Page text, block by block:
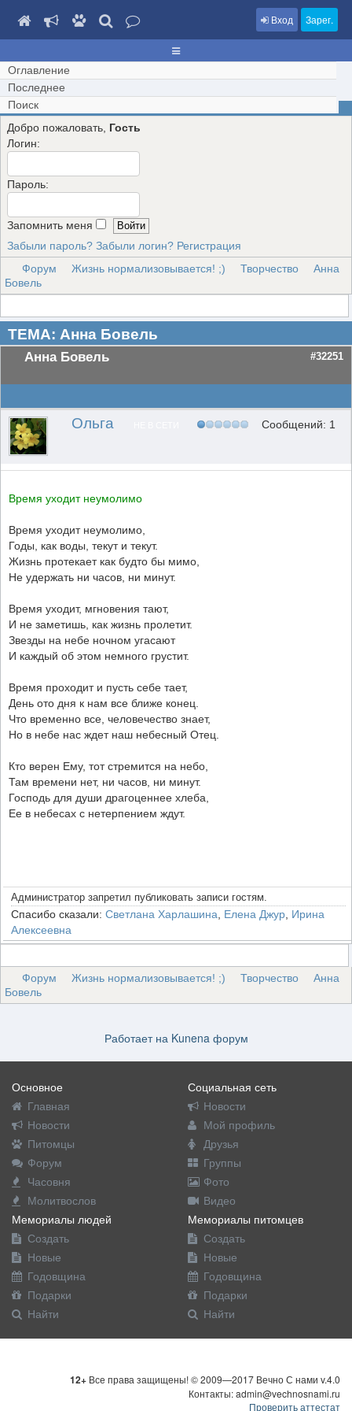
Вход Зарег.
Оглавление
Последнее
Поиск
Добро пожаловать, Гость
Логин:
Пароль:
Запомнить меня
Забыли пароль? Забыли логин? Регистрация
Форум
Жизнь нормализовывается! ;) Творчество
Анна
Бовель
ТЕМА: Анна Бовель
Анна Бовель #32251
Ольга Сообщений: 1
Время уходит неумолимо
Время уходит неумолимо,
Годы, как воды, текут и текут.
Жизнь протекает как будто бы мимо,
Не удержать ни часов, ни минут.
Время уходит, мгновения тают,
И не заметишь, как жизнь пролетит.
Звезды на небе ночном угасают
И каждый об этом немного грустит.
Время проходит и пусть себе тает,
День ото дня к нам все ближе конец.
Что временно все, человечество знает,
Но в небе нас ждет наш небесный Отец.
Кто верен Ему, тот стремится на небо,
Там времени нет, ни часов, ни минут.
Господь для души драгоценнее хлеба,
Ее в небесах с нетерпением ждут.
Администратор запретил публиковать записи гостям.
Спасибо сказали: Светлана Харлашина Елена Джур Ирина
Алексеевна
Форум Жизнь нормализовывается! ;) Творчество
Анна
Бовель
Работает на Kunena форум
Основное
Главная
Новости
Питомцы
Форум
Часовня
Молитвослов
Социальная сеть
Новости
Мой профиль
Друзья
Группы
Фото
Видео
Мемориалы людей
Создать
Новые
Годовщина
Подарки
Найти
Мемориалы питомцев
Создать
Новые
Годовщина
Подарки
Найти
12+ Все права защищены! © 2009—2017 Вечно С нами v.4.0
Контакты: admin@vechnosnami.ru
Проверить аттестат